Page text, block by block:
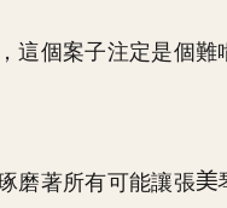
這個案子注定是個難
磨著所有可能讓張